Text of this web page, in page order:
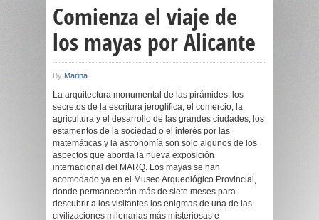
Comienza el viaje de
los mayas por Alicante
By Marina
La arquitectura monumental de las pirámides, los
secretos de la escritura jeroglífica, el comercio, la
agricultura y el desarrollo de las grandes ciudades, los
estamentos de la sociedad o el interés por las
matemáticas y la astronomía son solo algunos de los
aspectos que aborda la nueva exposición
internacional del MARQ. Los mayas se han
acomodado ya en el Museo Arqueológico Provincial,
donde permanecerán más de siete meses para
descubrir a los visitantes los enigmas de una de las
civilizaciones milenarias más misteriosas e